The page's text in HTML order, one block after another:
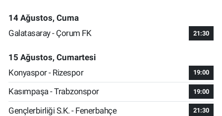
14 Ağustos, Cuma
Galatasaray - Çorum FK
21:30
15 Ağustos, Cumartesi
Konyaspor - Rizespor
19:00
Kasımpaşa - Trabzonspor 19:00
Gençlerbirliği S.K. - Fenerbahçe 21:30